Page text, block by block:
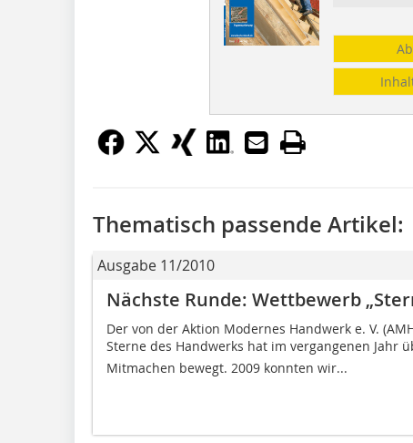
Thematisch passende Artikel:
Ausgabe 11/2010
Nächste Runde: Wettbewerb
Der von der Aktion Modernes Handwerk e. V.
Sterne des Handwerks hat im vergangenen
Mitmachen bewegt. 2009 konnten wir...